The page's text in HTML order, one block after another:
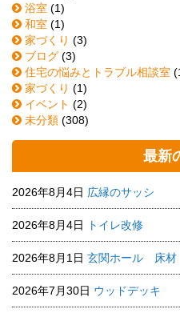
浴室 (1)
和室 (1)
家づくり (3)
ブログ (3)
住宅の悩みとトラブル相談室
家づくり (1)
イベント (2)
未分類 (308)
最新
2026年8月4日 広縁のサッシ
2026年8月4日 トイレ改修
2026年8月1日 玄関ホール 床
2026年7月30日 ウッドデッキ